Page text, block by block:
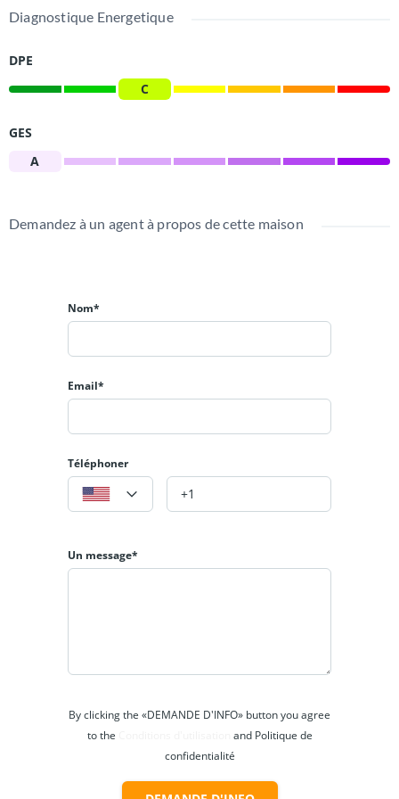
Diagnostique Energetique
DPE
C
GES
A
Demandez à un agent à propos de cette maison
Nom*
Email*
Téléphoner
Un message*
By clicking the «DEMANDE D'INFO» button you agree
to the
and Politique de
confidentialité